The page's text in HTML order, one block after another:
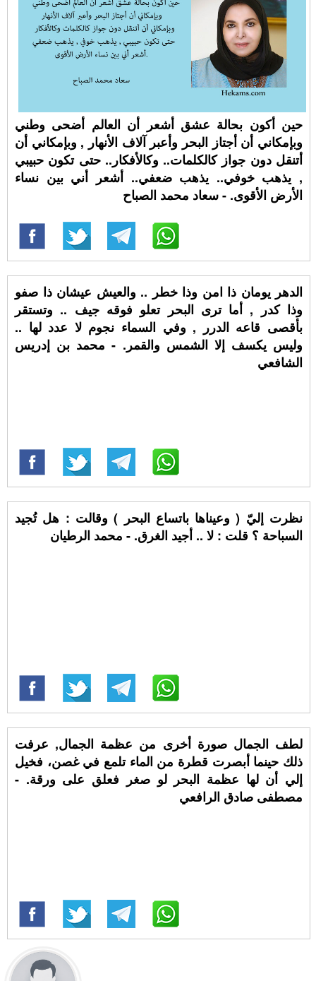
حين أكون بحالة عشق أشعر أن العالم أضحى وطني
وبإمكاني أن أجتاز البحر وأعبر آلاف الأنهار , وبإمكاني أن
أتنقل دون جواز كالكلمات.. وكالأفكار.. حتى تكون حبيبي
, يذهب خوفي.. يذهب ضعفي.. أشعر أني بين نساء
الأرض الأقوى. - سعاد محمد الصباح
الدهر يومان ذا امن وذا خطر .. والعيش عيشان ذا صفو
وذا كدر , أما ترى البحر تعلو فوقه جيف .. وتستقر
بأقصى قاعه الدرر , وفي السماء نجوم لا عدد لها ..
وليس يكسف إلا الشمس والقمر. - محمد بن إدريس
الشافعي
نظرت إليّ ( وعيناها باتساع البحر ) وقالت : هل تُجيد
السباحة ؟ قلت : لا .. أجيد الغرق. - محمد الرطيان
لطف الجمال صورة أخرى من عظمة الجمال, عرفت
ذلك حينما أبصرت قطرة من الماء تلمع في غصن، فخيل
إلي أن لها عظمة البحر لو صغر فعلق على ورقة. -
مصطفى صادق الرافعي